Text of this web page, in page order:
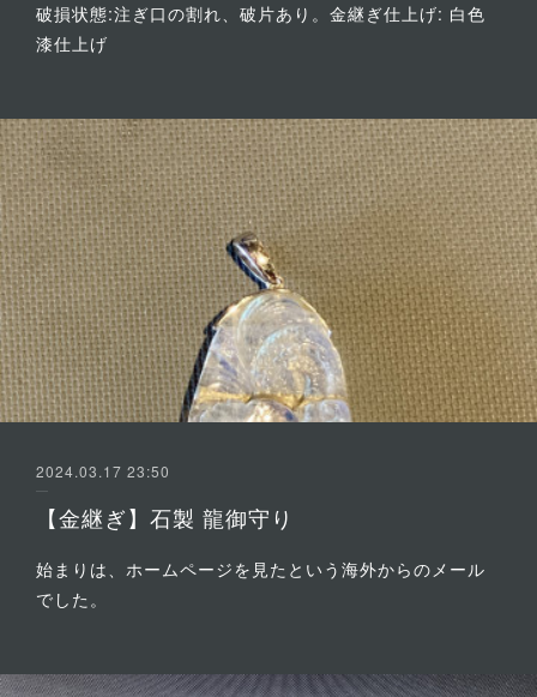
破損状態:注ぎ口の割れ、破片あり。金継ぎ仕上げ: 白色
漆仕上げ
2024.03.17 23:50
【金継ぎ】石製 龍御守り
始まりは、ホームページを見たという海外からのメール
でした。